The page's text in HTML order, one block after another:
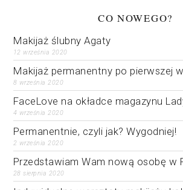
CO NOWEGO?
Makijaż ślubny Agaty
12 września 2020
Makijaż permanentny po pierwszej
8 września 2020
FaceLove na okładce magazynu
4 września 2020
Permanentnie, czyli jak? Wygodniej!
2 września 2020
Przedstawiam Wam nową osobę w
28 sierpnia 2020